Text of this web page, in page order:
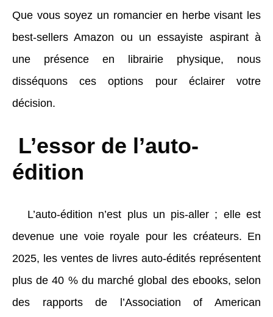
Que vous soyez un romancier en herbe visant les
best-sellers Amazon ou un essayiste aspirant à
une présence en librairie physique, nous
disséquons ces options pour éclairer votre
décision.
L’essor de l’auto-
édition
L’auto-édition n’est plus un pis-aller ; elle est
devenue une voie royale pour les créateurs. En
2025, les ventes de livres auto-édités représentent
plus de 40 % du marché global des ebooks, selon
des rapports de l’Association of American